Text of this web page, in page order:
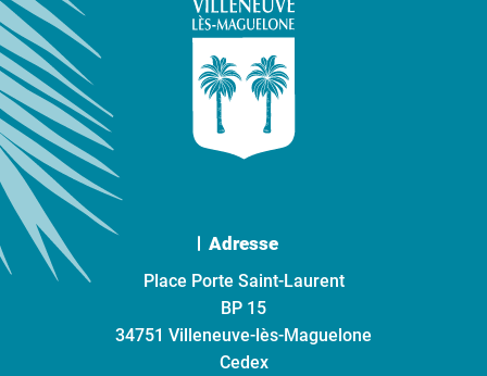
Adresse
Place Porte Saint-Laurent
BP 15
34751 Villeneuve-lès-Maguelone
Cedex